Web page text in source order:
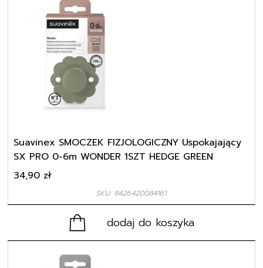
Suavinex SMOCZEK FIZJOLOGICZNY Uspokajający
SX PRO 0-6m WONDER 1SZT HEDGE GREEN
SKU: 8426420084161
34,90 zł
dodaj do koszyka